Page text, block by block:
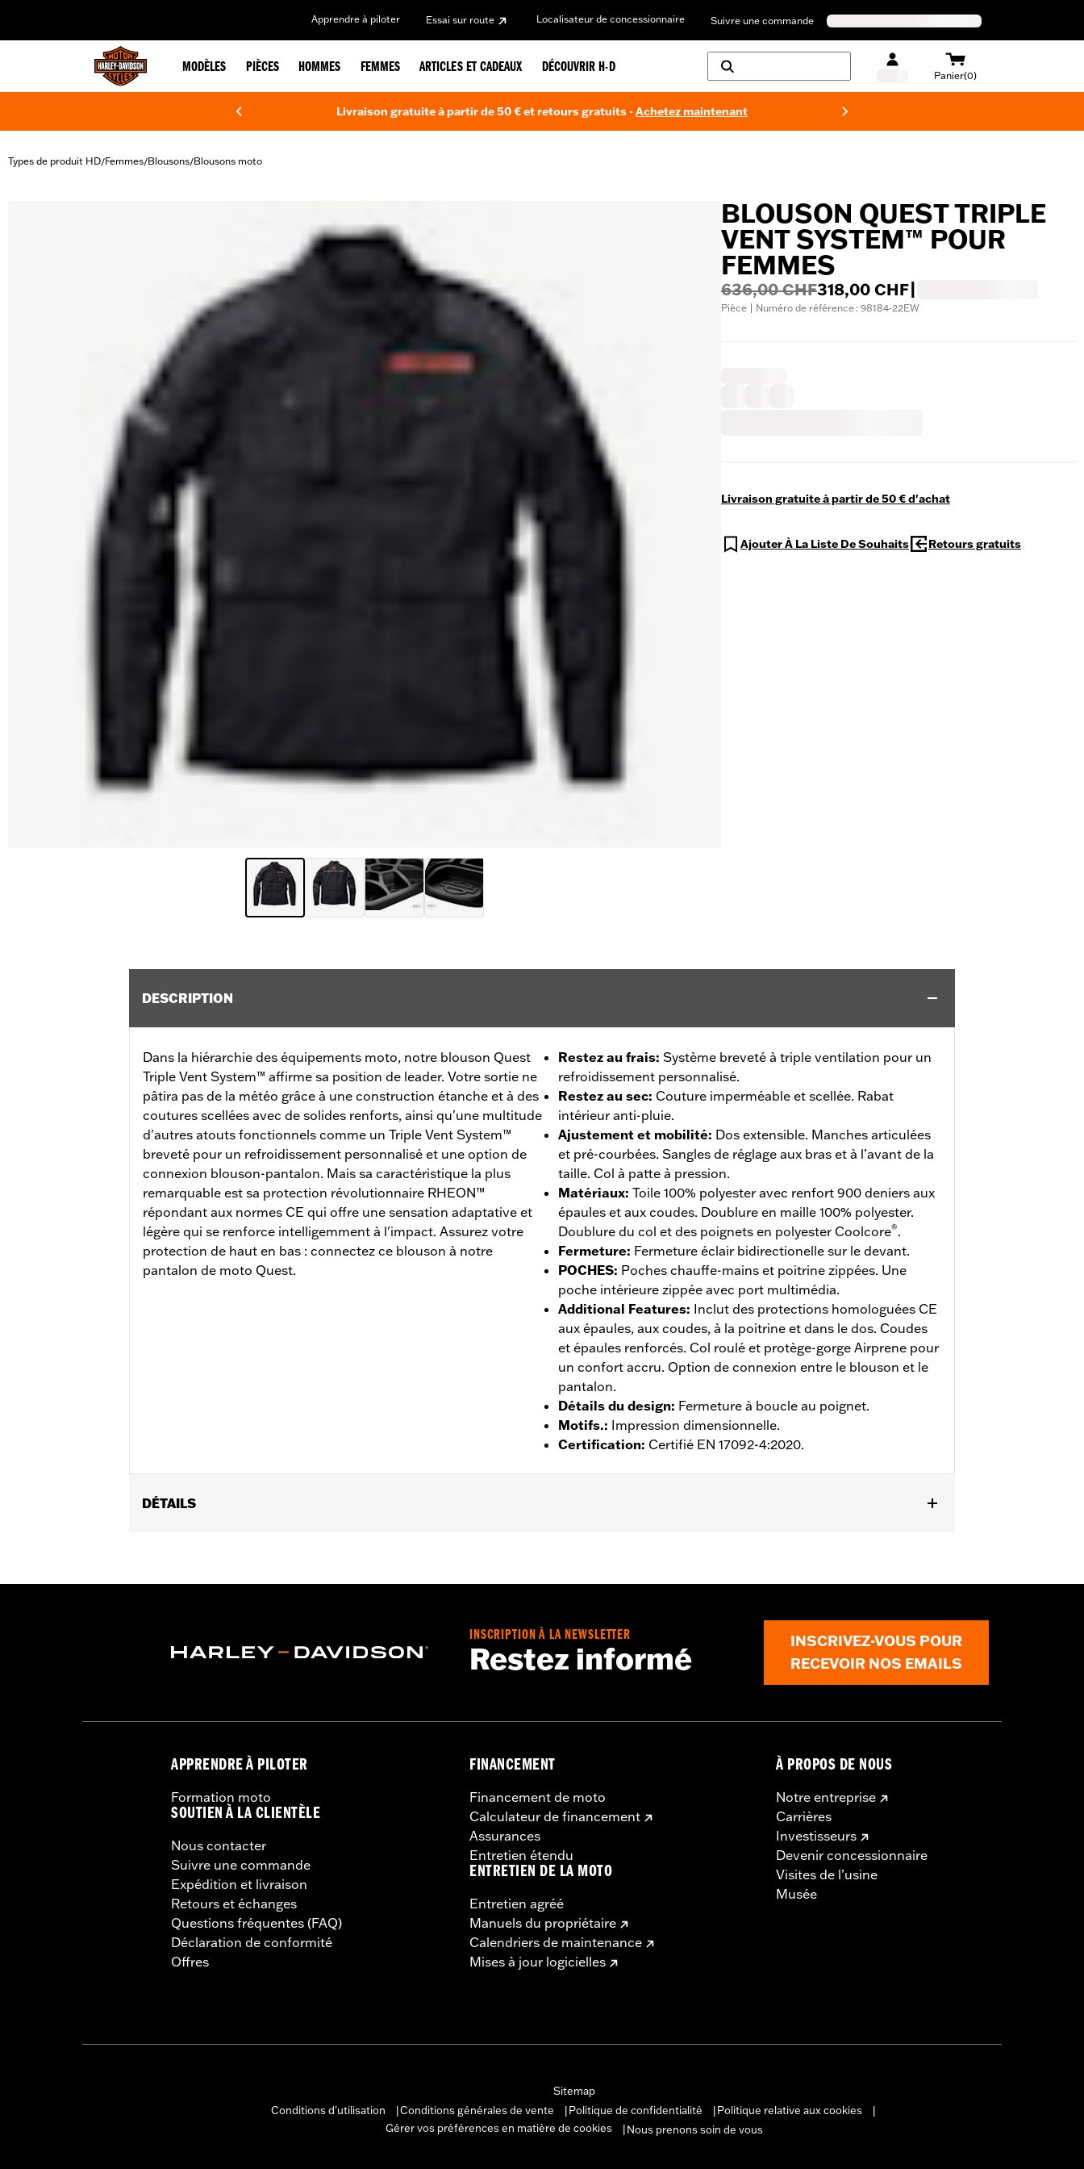
Apprendre à piloter Essai sur route Localisateur de concessionnaire Suivre une commande
MODÈLES PIÈCES HOMMES FEMMES ARTICLES ET CADEAUX DÉCOUVRIR H-D
Panier(0)
Livraison gratuite à partir de 50 € et retours gratuits -Achetez maintenant
Types de produit HD/Femmes/Blousons/Blousons moto
BLOUSON QUEST TRIPLE
VENT SYSTEM™ POUR
FEMMES
636,00 CHF318,00 CHF
Pièce | Numéro de référence : 98184-22EW
Livraison gratuite à partir de 50 € d'achat
Ajouter À La Liste De Souhaits Retours gratuits
DESCRIPTION
Dans la hiérarchie des équipements moto, notre blouson Quest
Triple Vent System™ affirme sa position de leader. Votre sortie ne
pâtira pas de la météo grâce à une construction étanche et à des
coutures scellées avec de solides renforts, ainsi qu'une multitude
d'autres atouts fonctionnels comme un Triple Vent System™
breveté pour un refroidissement personnalisé et une option de
connexion blouson-pantalon. Mais sa caractéristique la plus
remarquable est sa protection révolutionnaire RHEON™
répondant aux normes CE qui offre une sensation adaptative et
légère qui se renforce intelligemment à l'impact. Assurez votre
protection de haut en bas : connectez ce blouson à notre
pantalon de moto Quest.
Restez au frais: Système breveté à triple ventilation pour un
refroidissement personnalisé.
Restez au sec: Couture imperméable et scellée. Rabat
intérieur anti-pluie.
Ajustement et mobilité: Dos extensible. Manches articulées
et pré-courbées. Sangles de réglage aux bras et à l’avant de la
taille. Col à patte à pression.
Matériaux: Toile 100% polyester avec renfort 900 deniers aux
épaules et aux coudes. Doublure en maille 100% polyester.
Doublure du col et des poignets en polyester Coolcore®.
Fermeture: Fermeture éclair bidirectionelle sur le devant.
POCHES: Poches chauffe-mains et poitrine zippées. Une
poche intérieure zippée avec port multimédia.
Additional Features: Inclut des protections homologuées CE
aux épaules, aux coudes, à la poitrine et dans le dos. Coudes
et épaules renforcés. Col roulé et protège-gorge Airprene pour
un confort accru. Option de connexion entre le blouson et le
pantalon.
Détails du design: Fermeture à boucle au poignet.
Motifs.: Impression dimensionnelle.
Certification: Certifié EN 17092-4:2020.
DÉTAILS
taille ajustable,Fermeture éclair à double sens sur le devant,Poches zippées,Fermeture éclair intérieure,Protection inclue
Origine:Importé
INSCRIPTION À LA NEWSLETTER
Restez informé
INSCRIVEZ-VOUS POUR
RECEVOIR NOS EMAILS
APPRENDRE À PILOTER
Formation moto
SOUTIEN À LA CLIENTÈLE
Nous contacter
Suivre une commande
Expédition et livraison
Retours et échanges
Questions fréquentes (FAQ)
Déclaration de conformité
Offres
FINANCEMENT
Financement de moto
Calculateur de financement
Assurances
Entretien étendu
ENTRETIEN DE LA MOTO
Entretien agréé
Manuels du propriétaire
Calendriers de maintenance
Mises à jour logicielles
À PROPOS DE NOUS
Notre entreprise
Carrières
Investisseurs
Devenir concessionnaire
Visites de l’usine
Musée
Sitemap
Conditions d'utilisation
Conditions générales de vente Politique de confidentialité Politique relative aux cookies
Gérer vos préférences en matière de cookies
Nous prenons soin de vous